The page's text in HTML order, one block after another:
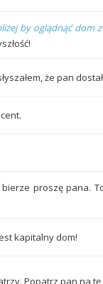
by oglądnąć dom
że pan
proszę pana.
kapitalny dom!
Popatrz pan na